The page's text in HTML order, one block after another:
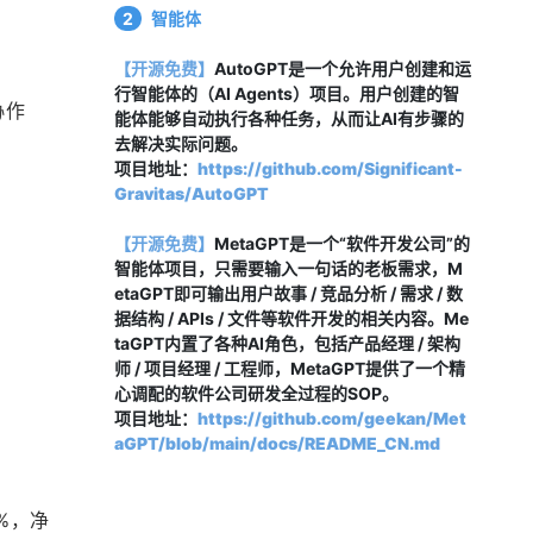
作
，净
2 智能体
【开源免费】 AutoGPT是一个允许用户创建和运
行智能体的（AI Agents）项目。用户创建的智
能体能够自动执行各种任务，从而让AI有步骤的
去解决实际问题。
项目地址： https://github.com/Significant-
Gravitas/AutoGPT
【开源免费】 MetaGPT是一个“软件开发公司”的
智能体项目，只需要输入一句话的老板需求，M
etaGPT即可输出用户故事 / 竞品分析 / 需求 / 数
据结构 / APIs / 文件等软件开发的相关内容。Me
taGPT内置了各种AI角色，包括产品经理 / 架构
师 / 项目经理 / 工程师，MetaGPT提供了一个精
心调配的软件公司研发全过程的SOP。
项目地址： https://github.com/geekan/Met
aGPT/blob/main/docs/README_CN.md